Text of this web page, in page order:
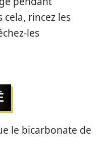
rincez les
les
le bicarbonate de